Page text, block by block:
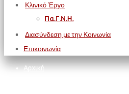
Κλινικό Έργο
Πα.Γ.Ν.Η.
Διασύνδεση με την Κοινωνία
Επικοινωνία
Αρχική